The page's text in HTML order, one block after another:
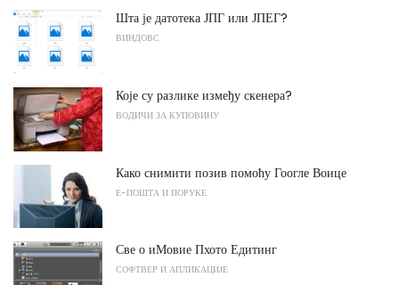
Шта је датотека ЈПГ или ЈПЕГ?
ВИНДОВС
Које су разлике између скенера?
ВОДИЧИ ЗА КУПОВИНУ
Како снимити позив помоћу Гоогле Воице
Е-ПОШТА И ПОРУКЕ
Све о иМовие Пхото Едитинг
СОФТВЕР И АПЛИКАЦИЈЕ